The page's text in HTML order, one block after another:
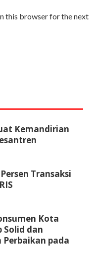
this browser for the next
Kemandirian
Transaksi
Kota
Solid dan
pada